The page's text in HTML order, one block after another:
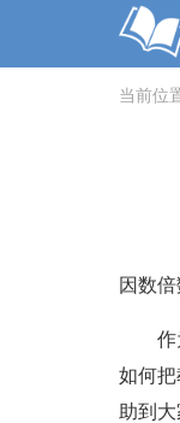
当前位
因数
作为
如何
助到大